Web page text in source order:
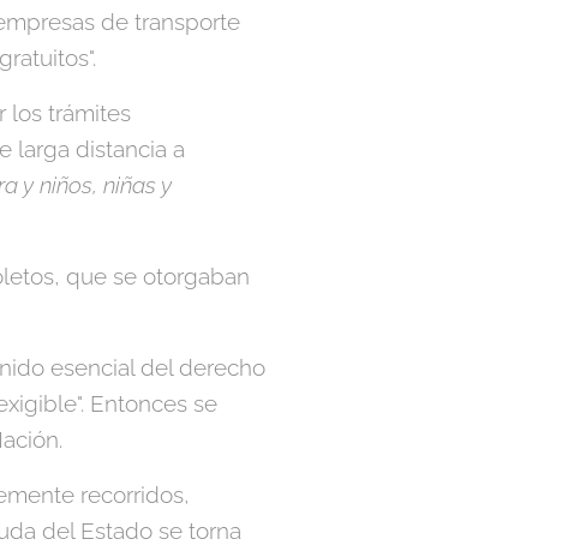
de transporte
los trámites
larga distancia a
y niños, niñas y
que se otorgaban
esencial del derecho
Entonces se
recorridos,
del Estado se torna